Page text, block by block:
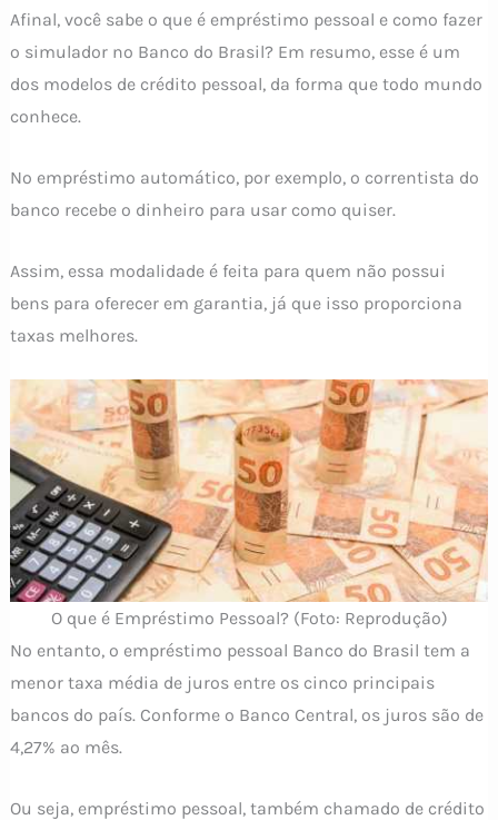
Afinal, você sabe o que é empréstimo pessoal e como fazer
o simulador no Banco do Brasil? Em resumo, esse é um
dos modelos de crédito pessoal, da forma que todo mundo
conhece.
No empréstimo automático, por exemplo, o correntista do
banco recebe o dinheiro para usar como quiser.
Assim, essa modalidade é feita para quem não possui
bens para oferecer em garantia, já que isso proporciona
taxas melhores.
O que é Empréstimo Pessoal? (Foto: Reprodução)
No entanto, o empréstimo pessoal Banco do Brasil tem a
menor taxa média de juros entre os cinco principais
bancos do país. Conforme o Banco Central, os juros são de
4,27% ao mês.
Ou seja, empréstimo pessoal, também chamado de crédito